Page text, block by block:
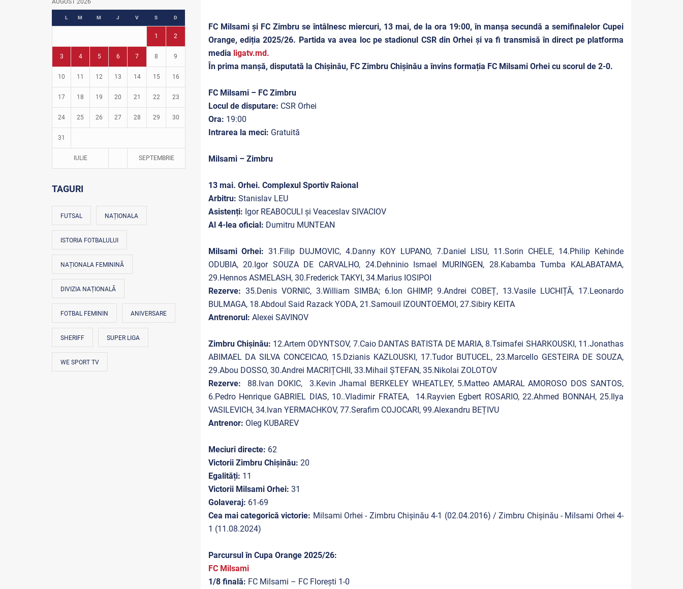
Fotbal în grădinițe
AUGUST 2026
L M M J V S D
1 2
3 4 5 6 7 8 9
10 11 12 13 14 15 16
17 18 19 20 21 22 23
24 25 26 27 28 29 30
31
IULIE SEPTEMBRIE
TAGURI
FUTSAL NAȚIONALA
ISTORIA FOTBALULUI
NAȚIONALA FEMININĂ
DIVIZIA NAȚIONALĂ
FOTBAL FEMININ ANIVERSARE
SHERIFF SUPER LIGA
WE SPORT TV
FC Milsami și FC Zimbru se întâlnesc miercuri, 13 mai, de la ora 19:00, în manșa secundă a semifinalelor Cupei
Orange, ediția 2025/26. Partida va avea loc pe stadionul CSR din Orhei și va fi transmisă în direct pe platforma
media ligatv.md.
În prima manșă, disputată la Chișinău, FC Zimbru Chișinău a învins formația FC Milsami Orhei cu scorul de 2-0.
FC Milsami – FC Zimbru
Locul de disputare: CSR Orhei
Ora: 19:00
Intrarea la meci: Gratuită
Milsami – Zimbru
13 mai. Orhei. Complexul Sportiv Raional
Arbitru: Stanislav LEU
Asistenți: Igor REABOCULI și Veaceslav SIVACIOV
Al 4-lea oficial: Dumitru MUNTEAN
Milsami Orhei: 31.Filip DUJMOVIC, 4.Danny KOY LUPANO, 7.Daniel LISU, 11.Sorin CHELE, 14.Philip Kehinde
ODUBIA, 20.Igor SOUZA DE CARVALHO, 24.Dehninio Ismael MURINGEN, 28.Kabamba Tumba KALABATAMA,
29.Hennos ASMELASH, 30.Frederick TAKYI, 34.Marius IOSIPOI
Rezerve: 35.Denis VORNIC, 3.William SIMBA; 6.Ion GHIMP, 9.Andrei COBEȚ, 13.Vasile LUCHIȚĂ, 17.Leonardo
BULMAGA, 18.Abdoul Said Razack YODA, 21.Samouil IZOUNTOEMOI, 27.Sibiry KEITA
Antrenorul: Alexei SAVINOV
Zimbru Chișinău: 12.Artem ODYNTSOV, 7.Caio DANTAS BATISTA DE MARIA, 8.Tsimafei SHARKOUSKI, 11.Jonathas
ABIMAEL DA SILVA CONCEICAO, 15.Dzianis KAZLOUSKI, 17.Tudor BUTUCEL, 23.Marcello GESTEIRA DE SOUZA,
29.Abou DOSSO, 30.Andrei MACRIȚCHII, 33.Mihail ȘTEFAN, 35.Nikolai ZOLOTOV
Rezerve:
88.Ivan DOKIC, 3.Kevin Jhamal BERKELEY WHEATLEY, 5.Matteo AMARAL AMOROSO DOS SANTOS,
6.Pedro Henrique GABRIEL DIAS, 10..Vladimir FRATEA, 14.Rayvien Egbert ROSARIO, 22.Ahmed BONNAH, 25.Ilya
VASILEVICH, 34.Ivan YERMACHKOV, 77.Serafim COJOCARI, 99.Alexandru BEȚIVU
Antrenor: Oleg KUBAREV
Meciuri directe: 62
Victorii Zimbru Chișinău: 20
Egalități: 11
Victorii Milsami Orhei: 31
Golaveraj: 61-69
Cea mai categorică victorie: Milsami Orhei - Zimbru Chișinău 4-1 (02.04.2016) / Zimbru Chișinău - Milsami Orhei 4-
1 (11.08.2024)
Parcursul în Cupa Orange 2025/26:
FC Milsami
1/8 finală: FC Milsami – FC Florești 1-0